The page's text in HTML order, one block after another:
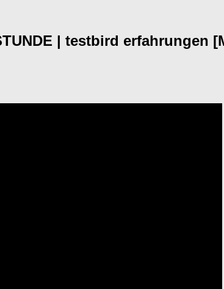
| testbird erfahrungen